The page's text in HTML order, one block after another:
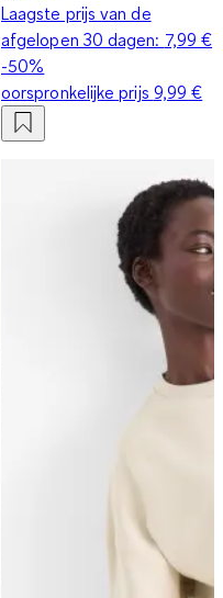
Laagste prijs van de
afgelopen 30 dagen: 7,99 €
-50%
oorspronkelijke prijs 9,99 €